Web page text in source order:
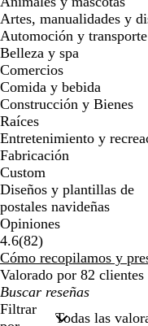
Artes, manualidades y
Automoción y transporte
Belleza y spa
Comercios
Comida y bebida
Construcción y Bienes
Raíces
Entretenimiento y
Fabricación
Custom
Diseños y plantillas de
postales navideñas
Opiniones
4.6(8282
reseñas
)
Cómo recopilamos y
Valorado por 82 clientes
Mis
búsquedas
Filtrar